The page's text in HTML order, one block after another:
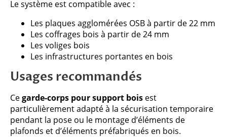
Le système est compatible avec :
Les plaques agglomérées OSB à partir de 22 mm
Les coffrages bois à partir de 24 mm
Les voliges bois
Les infrastructures portantes en bois
Usages recommandés
Cegarde-corps pour support bois est
particulièrement adapté à la sécurisation temporaire
pendant la pose ou le montage d’éléments de
plafonds et d’éléments préfabriqués en bois.